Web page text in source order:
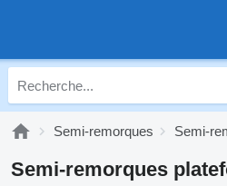
Semi-remorques Semi-
Semi-remorques